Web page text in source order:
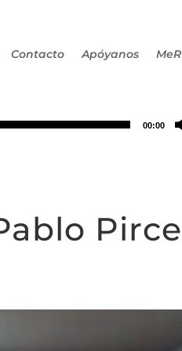
Contacto Apóyanos
00:00
Pirce